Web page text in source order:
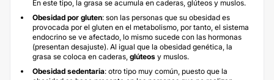
En este tipo, la grasa se acumula en caderas, glúteos y muslos.
Obesidad por gluten: son las personas que su obesidad es
provocada por el gluten en el metabolismo, por tanto, el sistema
endocrino se ve afectado, lo mismo sucede con las hormonas
(presentan desajuste). Al igual que la obesidad genética, la
grasa se coloca en caderas, glúteos y muslos.
Obesidad sedentaria: otro tipo muy común, puesto que la